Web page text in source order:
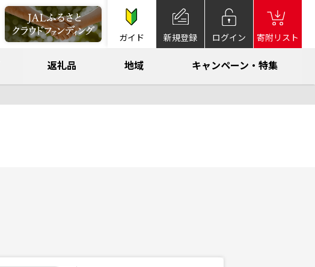
ガイド 新規登録 ログイン 寄附リスト
返礼品 地域 キャンペーン・特集